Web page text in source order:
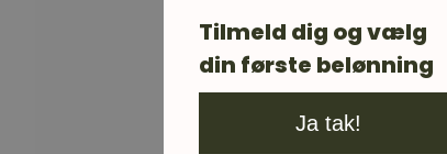
Tilmeld dig og vælg
din første belønning
Ja tak!